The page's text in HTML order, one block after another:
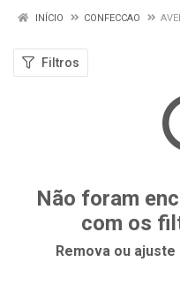
INÍCIO CONFECCAO
Filtros
Não foram
com os
Remova ou